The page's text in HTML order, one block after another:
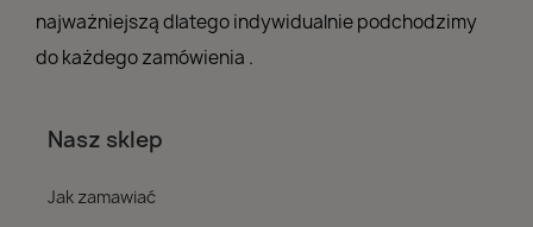
najważniejszą dlatego indywidualnie podchodzimy
do każdego zamówienia .
Nasz sklep
Jak zamawiać